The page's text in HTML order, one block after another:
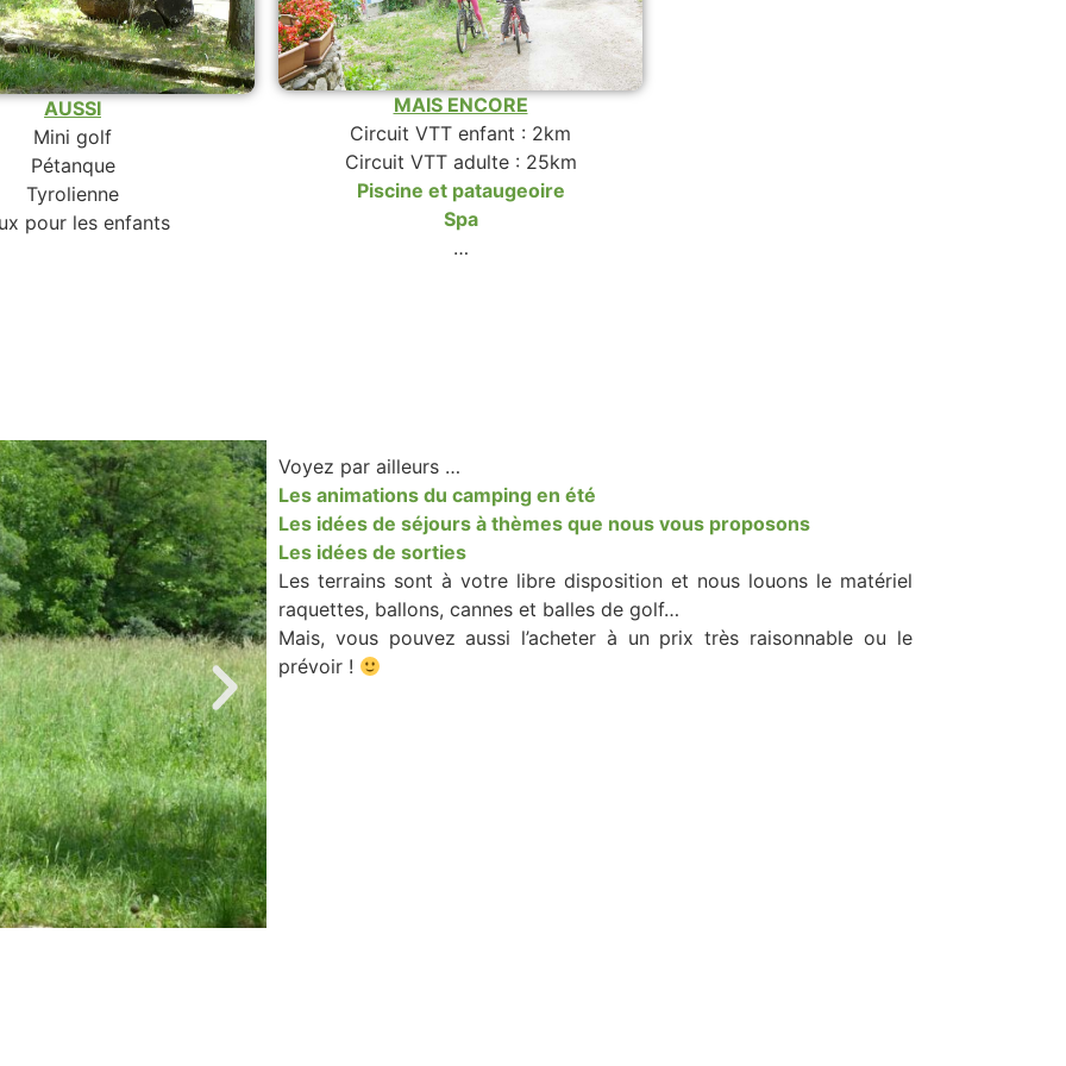
AUSSI
Mini golf
Pétanque
Tyrolienne
pour les enfants
MAIS ENCORE
Circuit VTT enfant : 2km
Circuit VTT adulte : 25km
Piscine et pataugeoire
Spa
…
Voyez par ailleurs …
Les animations du camping en été
Les idées de séjours à thèmes que nous vous proposons
Les idées de sorties
Les terrains sont à votre libre disposition et nous louons le matériel
raquettes, ballons, cannes et balles de golf…
Mais, vous pouvez aussi l’acheter à un prix très raisonnable ou le
prévoir !